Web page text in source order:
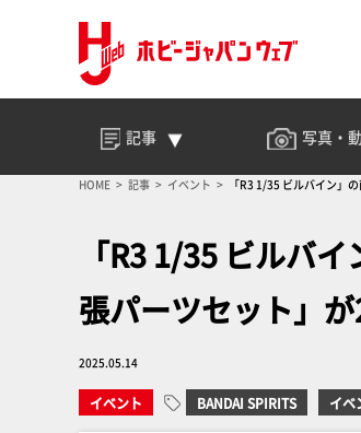
記事 写真・
HOME 記事 イベント 「R3 1/35 ビルバイン」
「R3 1/35 ビルバ
張パーツセット」
2025.05.14
イベント BANDAI SPIRITS イベ